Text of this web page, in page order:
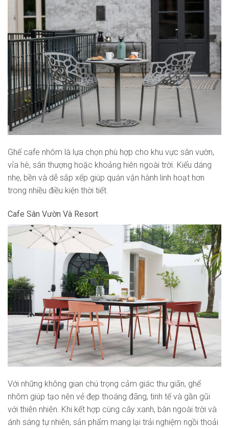
Ghế cafe nhôm là lựa chọn phù hợp cho khu vực sân vườn,
vỉa hè, sân thượng hoặc khoảng hiên ngoài trời. Kiểu dáng
nhẹ, bền và dễ sắp xếp giúp quán vận hành linh hoạt hơn
trong nhiều điều kiện thời tiết.
Cafe Sân Vườn Và Resort
Với những không gian chú trọng cảm giác thư giãn, ghế
nhôm giúp tạo nên vẻ đẹp thoáng đãng, tinh tế và gần gũi
với thiên nhiên. Khi kết hợp cùng cây xanh, bàn ngoài trời và
ánh sáng tự nhiên, sản phẩm mang lại trải nghiệm ngồi thoải